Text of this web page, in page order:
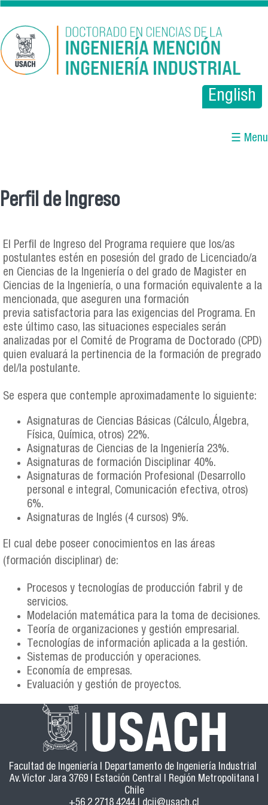
Pasar al contenido principal
English
☰ Menu
Se encuentra usted aquí
Perfil de Ingreso
El Perfil de Ingreso del Programa requiere que los/as
postulantes estén en posesión del grado de Licenciado/a
en Ciencias de la Ingeniería o del grado de Magister en
Ciencias de la Ingeniería, o una formación equivalente a la
mencionada, que aseguren una formación
previa satisfactoria para las exigencias del Programa. En
este último caso, las situaciones especiales serán
analizadas por el Comité de Programa de Doctorado (CPD)
quien evaluará la pertinencia de la formación de pregrado
del/la postulante.
Se espera que contemple aproximadamente lo siguiente:
Asignaturas de Ciencias Básicas (Cálculo, Álgebra,
Física, Química, otros) 22%.
Asignaturas de Ciencias de la Ingeniería 23%.
Asignaturas de formación Disciplinar 40%.
Asignaturas de formación Profesional (Desarrollo
personal e integral, Comunicación efectiva, otros)
6%.
Asignaturas de Inglés (4 cursos) 9%.
El cual debe poseer conocimientos en las áreas
(formación disciplinar) de:
Procesos y tecnologías de producción fabril y de
servicios.
Modelación matemática para la toma de decisiones.
Teoría de organizaciones y gestión empresarial.
Tecnologías de información aplicada a la gestión.
Sistemas de producción y operaciones.
Economía de empresas.
Evaluación y gestión de proyectos.
Facultad de Ingeniería | Departamento de Ingeniería Industrial
Av. Víctor Jara 3769 | Estación Central | Región Metropolitana |
Chile